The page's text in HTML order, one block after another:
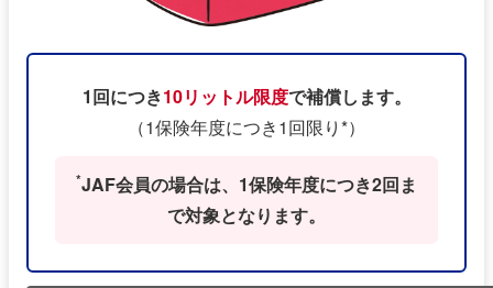
1回につき10リットル限度で補償します。
（1保険年度につき1回限り*）
*JAF会員の場合は、1保険年度につき2回ま
で対象となります。